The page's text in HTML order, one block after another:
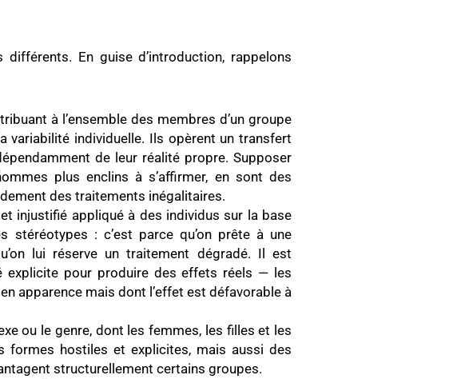
En guise d’introduction, rappelons
à l’ensemble des membres d’un groupe
variabilité individuelle. Ils opèrent un transfert
de leur réalité propre. Supposer
plus enclins à s’affirmer, en sont des
des traitements inégalitaires.
injustifié appliqué à des individus sur la base
stéréotypes : c’est parce qu’on prête à une
lui réserve un traitement dégradé. Il est
explicite pour produire des effets réels — les
apparence mais dont l’effet est défavorable à
ou le genre, dont les femmes, les filles et les
formes hostiles et explicites, mais aussi des
structurellement certains groupes.